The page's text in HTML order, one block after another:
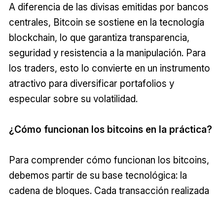
A diferencia de las divisas emitidas por bancos
centrales, Bitcoin se sostiene en la tecnología
blockchain, lo que garantiza transparencia,
seguridad y resistencia a la manipulación. Para
los traders, esto lo convierte en un instrumento
atractivo para diversificar portafolios y
especular sobre su volatilidad.
¿Cómo funcionan los bitcoins en la práctica?
Para comprender cómo funcionan los bitcoins,
debemos partir de su base tecnológica: la
cadena de bloques. Cada transacción realizada